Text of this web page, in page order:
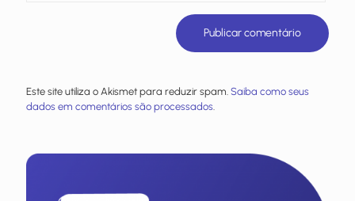
Este site utiliza o Akismet para reduzir spam. Saiba como seus
dados em comentários são processados.